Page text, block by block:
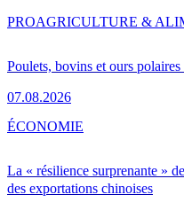
Poulets, bovins et ours
07.08.2026
PROAGRICULTURE &
La « résilience surprenante »
des exportations chinoises
ÉCONOMIE